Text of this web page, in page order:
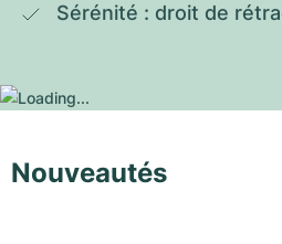
Sérénité : droit de
Nouveautés